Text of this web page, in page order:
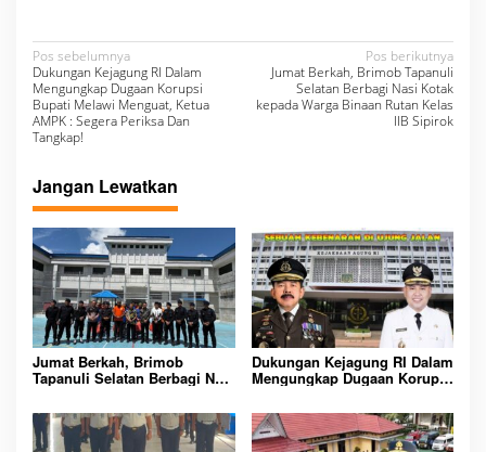
N
a
v
i
g
a
s
i
p
o
s
Pos sebelumnya
Dukungan Kejagung RI Dalam
Mengungkap Dugaan Korupsi
Bupati Melawi Menguat, Ketua
AMPK : Segera Periksa Dan
Tangkap!
Pos berikutnya
Jumat Berkah, Brimob Tapanuli
Selatan Berbagi Nasi Kotak
kepada Warga Binaan Rutan Kelas
IIB Sipirok
Jangan Lewatkan
Jumat Berkah, Brimob
Tapanuli Selatan Berbagi Nasi
Rutan Kelas IIB Sipirok
Dukungan Kejagung RI Dalam
Mengungkap Dugaan Korupsi
Ketua AMPK : Segera Periksa
Dan Tangkap!